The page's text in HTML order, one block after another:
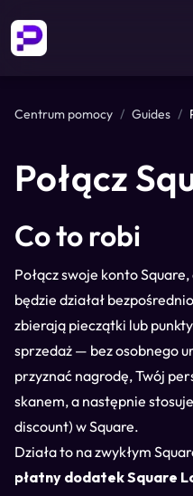
Centrum pomocy / Guides /
Połącz
Co to robi
Połącz swoje konto
będzie działał
zbierają pieczątki lub
sprzedaż — bez osobnego
przyznać nagrodę, Twój
skanem, a następnie
discount) w Square.
Działa to na zwykłym
płatny dodatek Square